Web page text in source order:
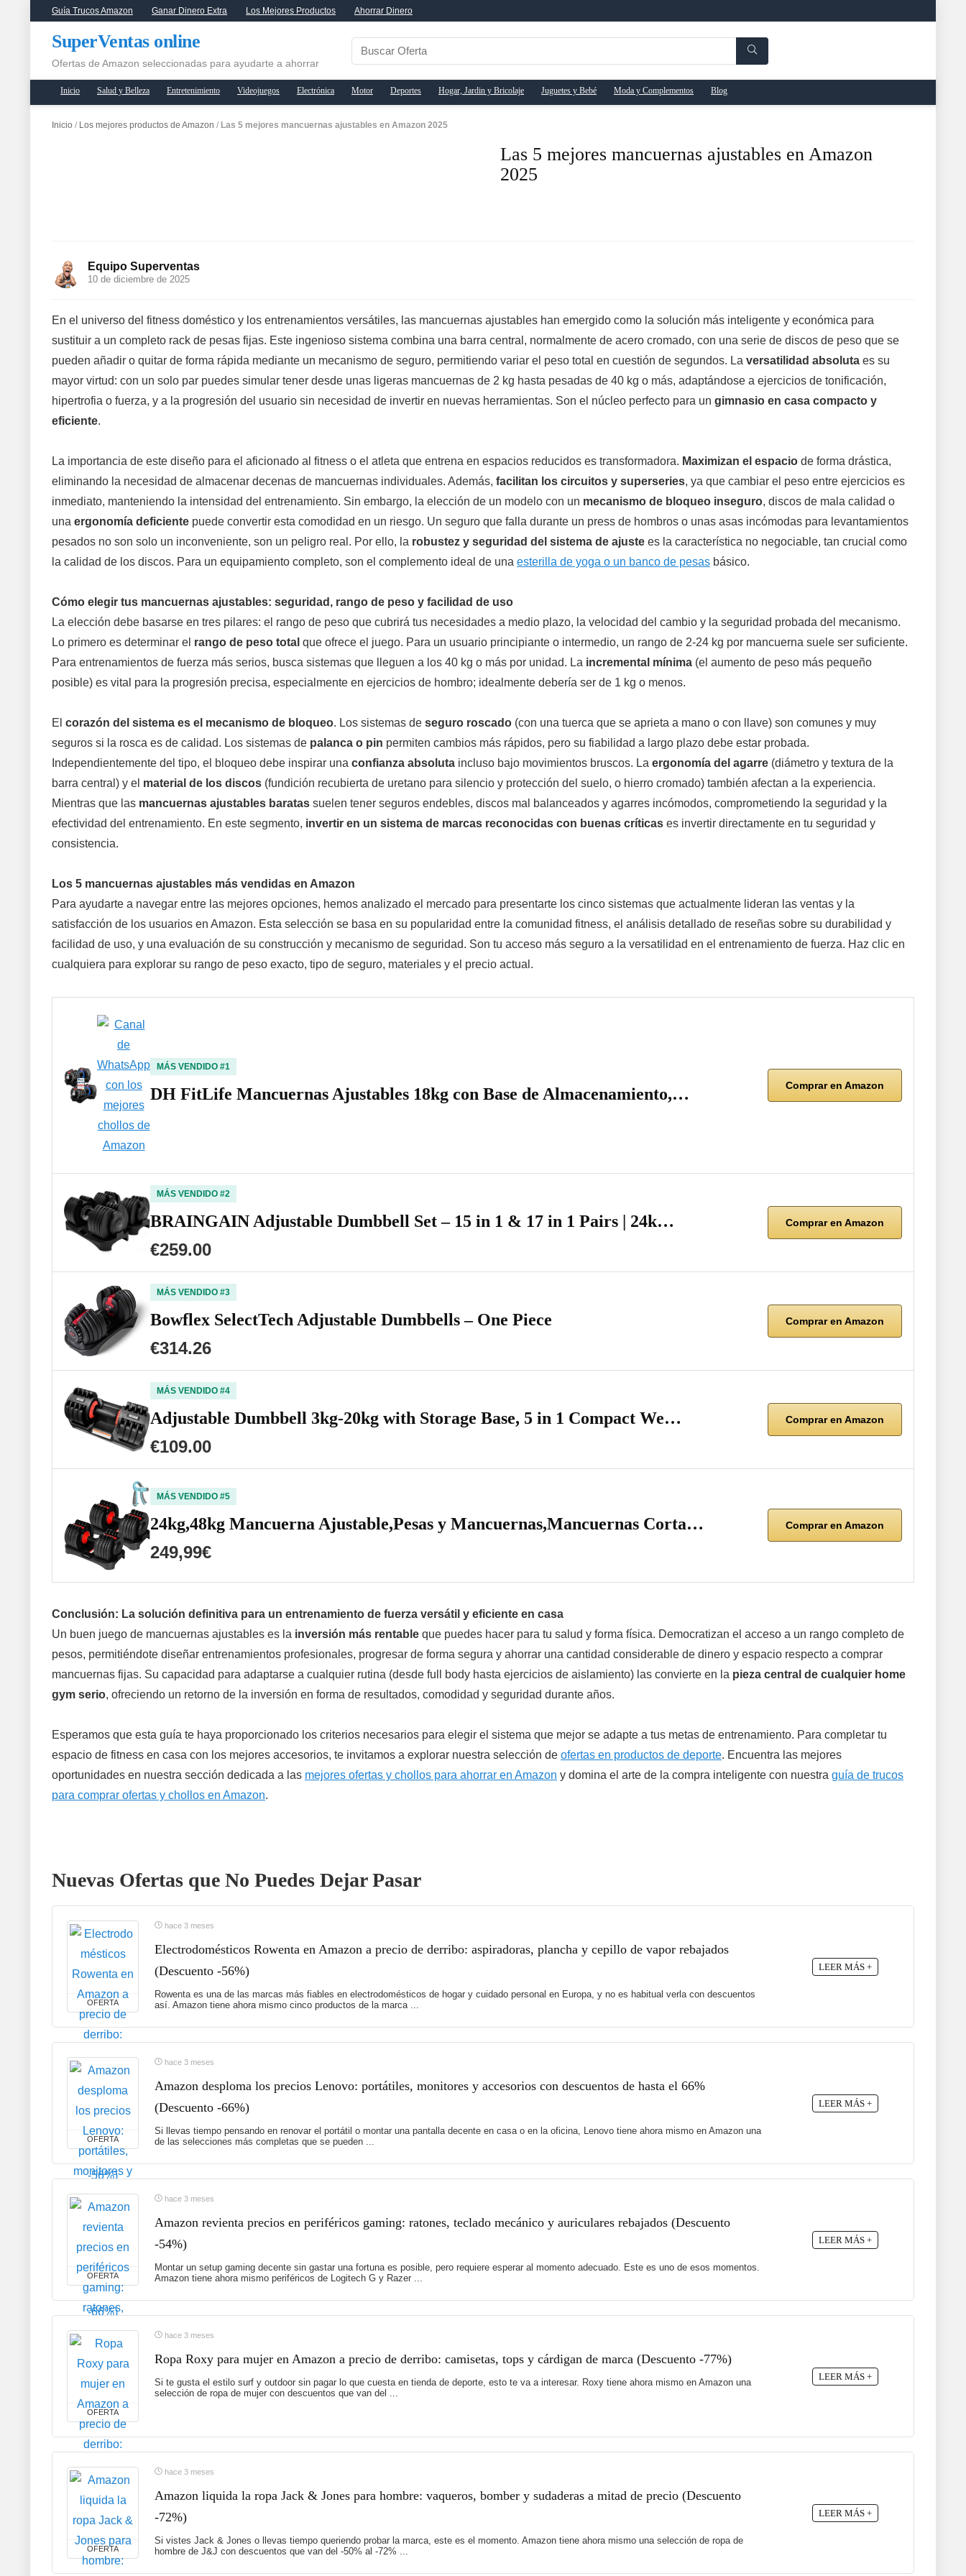
Guía Trucos Amazon Ganar Dinero Extra Los Mejores Productos Ahorrar Dinero
SuperVentas online
Ofertas de Amazon seleccionadas para ayudarte a ahorrar
Inicio Salud y Belleza Entretenimiento Videojuegos Electrónica Motor Deportes Hogar, Jardin y Bricolaje Juguetes y Bebé Moda y Complementos Blog
Inicio / Los mejores productos de Amazon / Las 5 mejores mancuernas ajustables en Amazon 2025
Las 5 mejores mancuernas ajustables en Amazon
2025
Equipo Superventas
10 de diciembre de 2025
En el universo del fitness doméstico y los entrenamientos versátiles, las mancuernas ajustables han emergido como la solución más inteligente y económica para
sustituir a un completo rack de pesas fijas. Este ingenioso sistema combina una barra central, normalmente de acero cromado, con una serie de discos de peso que se
pueden añadir o quitar de forma rápida mediante un mecanismo de seguro, permitiendo variar el peso total en cuestión de segundos. La versatilidad absoluta es su
mayor virtud: con un solo par puedes simular tener desde unas ligeras mancuernas de 2 kg hasta pesadas de 40 kg o más, adaptándose a ejercicios de tonificación,
hipertrofia o fuerza, y a la progresión del usuario sin necesidad de invertir en nuevas herramientas. Son el núcleo perfecto para un gimnasio en casa compacto y
eficiente.
La importancia de este diseño para el aficionado al fitness o el atleta que entrena en espacios reducidos es transformadora. Maximizan el espacio de forma drástica,
eliminando la necesidad de almacenar decenas de mancuernas individuales. Además, facilitan los circuitos y superseries, ya que cambiar el peso entre ejercicios es
inmediato, manteniendo la intensidad del entrenamiento. Sin embargo, la elección de un modelo con un mecanismo de bloqueo inseguro, discos de mala calidad o
una ergonomía deficiente puede convertir esta comodidad en un riesgo. Un seguro que falla durante un press de hombros o unas asas incómodas para levantamientos
pesados no son solo un inconveniente, son un peligro real. Por ello, la robustez y seguridad del sistema de ajuste es la característica no negociable, tan crucial como
la calidad de los discos. Para un equipamiento completo, son el complemento ideal de una esterilla de yoga o un banco de pesas básico.
Cómo elegir tus mancuernas ajustables: seguridad, rango de peso y facilidad de uso
La elección debe basarse en tres pilares: el rango de peso que cubrirá tus necesidades a medio plazo, la velocidad del cambio y la seguridad probada del mecanismo.
Lo primero es determinar el rango de peso total que ofrece el juego. Para un usuario principiante o intermedio, un rango de 2-24 kg por mancuerna suele ser suficiente.
Para entrenamientos de fuerza más serios, busca sistemas que lleguen a los 40 kg o más por unidad. La incremental mínima (el aumento de peso más pequeño
posible) es vital para la progresión precisa, especialmente en ejercicios de hombro; idealmente debería ser de 1 kg o menos.
El corazón del sistema es el mecanismo de bloqueo. Los sistemas de seguro roscado (con una tuerca que se aprieta a mano o con llave) son comunes y muy
seguros si la rosca es de calidad. Los sistemas de palanca o pin permiten cambios más rápidos, pero su fiabilidad a largo plazo debe estar probada.
Independientemente del tipo, el bloqueo debe inspirar una confianza absoluta incluso bajo movimientos bruscos. La ergonomía del agarre (diámetro y textura de la
barra central) y el material de los discos (fundición recubierta de uretano para silencio y protección del suelo, o hierro cromado) también afectan a la experiencia.
Mientras que las mancuernas ajustables baratas suelen tener seguros endebles, discos mal balanceados y agarres incómodos, comprometiendo la seguridad y la
efectividad del entrenamiento. En este segmento, invertir en un sistema de marcas reconocidas con buenas críticas es invertir directamente en tu seguridad y
consistencia.
Los 5 mancuernas ajustables más vendidas en Amazon
Para ayudarte a navegar entre las mejores opciones, hemos analizado el mercado para presentarte los cinco sistemas que actualmente lideran las ventas y la
satisfacción de los usuarios en Amazon. Esta selección se basa en su popularidad entre la comunidad fitness, el análisis detallado de reseñas sobre su durabilidad y
facilidad de uso, y una evaluación de su construcción y mecanismo de seguridad. Son tu acceso más seguro a la versatilidad en el entrenamiento de fuerza. Haz clic en
cualquiera para explorar su rango de peso exacto, tipo de seguro, materiales y el precio actual.
MÁS VENDIDO #1
DH FitLife Mancuernas Ajustables 18kg con Base de Almacenamiento,… Comprar en Amazon
MÁS VENDIDO #2
BRAINGAIN Adjustable Dumbbell Set – 15 in 1 & 17 in 1 Pairs | 24k…
€259.00
Comprar en Amazon
MÁS VENDIDO #3
Bowflex SelectTech Adjustable Dumbbells – One Piece
€314.26
Comprar en Amazon
MÁS VENDIDO #4
Adjustable Dumbbell 3kg-20kg with Storage Base, 5 in 1 Compact We…
€109.00
Comprar en Amazon
MÁS VENDIDO #5
24kg,48kg Mancuerna Ajustable,Pesas y Mancuernas,Mancuernas Corta…
249,99€
Comprar en Amazon
Conclusión: La solución definitiva para un entrenamiento de fuerza versátil y eficiente en casa
Un buen juego de mancuernas ajustables es la inversión más rentable que puedes hacer para tu salud y forma física. Democratizan el acceso a un rango completo de
pesos, permitiéndote diseñar entrenamientos profesionales, progresar de forma segura y ahorrar una cantidad considerable de dinero y espacio respecto a comprar
mancuernas fijas. Su capacidad para adaptarse a cualquier rutina (desde full body hasta ejercicios de aislamiento) las convierte en la pieza central de cualquier home
gym serio, ofreciendo un retorno de la inversión en forma de resultados, comodidad y seguridad durante años.
Esperamos que esta guía te haya proporcionado los criterios necesarios para elegir el sistema que mejor se adapte a tus metas de entrenamiento. Para completar tu
espacio de fitness en casa con los mejores accesorios, te invitamos a explorar nuestra selección de ofertas en productos de deporte. Encuentra las mejores
oportunidades en nuestra sección dedicada a las mejores ofertas y chollos para ahorrar en Amazon y domina el arte de la compra inteligente con nuestra guía de trucos
para comprar ofertas y chollos en Amazon.
Nuevas Ofertas que No Puedes Dejar Pasar
OFERTA
hace 3 meses
Electrodomésticos Rowenta en Amazon a precio de derribo: aspiradoras, plancha y cepillo de vapor rebajados
(Descuento -56%)
Rowenta es una de las marcas más fiables en electrodomésticos de hogar y cuidado personal en Europa, y no es habitual verla con descuentos
así. Amazon tiene ahora mismo cinco productos de la marca ...
LEER MÁS +
OFERTA
hace 3 meses
Amazon desploma los precios Lenovo: portátiles, monitores y accesorios con descuentos de hasta el 66%
(Descuento -66%)
Si llevas tiempo pensando en renovar el portátil o montar una pantalla decente en casa o en la oficina, Lenovo tiene ahora mismo en Amazon una
de las selecciones más completas que se pueden ...
LEER MÁS +
OFERTA
hace 3 meses
Amazon revienta precios en periféricos gaming: ratones, teclado mecánico y auriculares rebajados (Descuento
-54%)
Montar un setup gaming decente sin gastar una fortuna es posible, pero requiere esperar al momento adecuado. Este es uno de esos momentos.
Amazon tiene ahora mismo periféricos de Logitech G y Razer ...
LEER MÁS +
OFERTA
hace 3 meses
Ropa Roxy para mujer en Amazon a precio de derribo: camisetas, tops y cárdigan de marca (Descuento -77%)
Si te gusta el estilo surf y outdoor sin pagar lo que cuesta en tienda de deporte, esto te va a interesar. Roxy tiene ahora mismo en Amazon una
selección de ropa de mujer con descuentos que van del ...
LEER MÁS +
OFERTA
hace 3 meses
Amazon liquida la ropa Jack & Jones para hombre: vaqueros, bomber y sudaderas a mitad de precio (Descuento
-72%)
Si vistes Jack & Jones o llevas tiempo queriendo probar la marca, este es el momento. Amazon tiene ahora mismo una selección de ropa de
hombre de J&J con descuentos que van del -50% al -72% ...
LEER MÁS +